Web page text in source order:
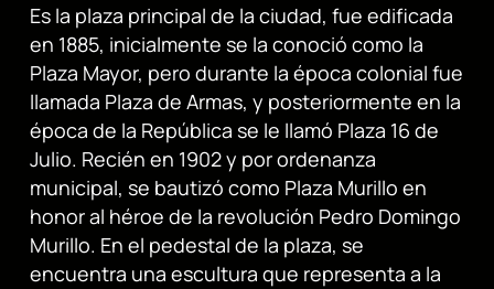
Es la plaza principal de la ciudad, fue edificada
en 1885, inicialmente se la conoció como la
Plaza Mayor, pero durante la época colonial fue
llamada Plaza de Armas, y posteriormente en la
época de la República se le llamó Plaza 16 de
Julio. Recién en 1902 y por ordenanza
municipal, se bautizó como Plaza Murillo en
honor al héroe de la revolución Pedro Domingo
Murillo. En el pedestal de la plaza, se
encuentra una escultura que representa a la